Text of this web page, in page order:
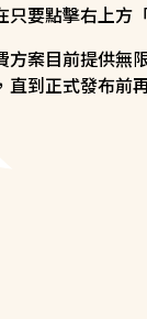
只要點擊右上方
方案目前提供無
直到正式發布前